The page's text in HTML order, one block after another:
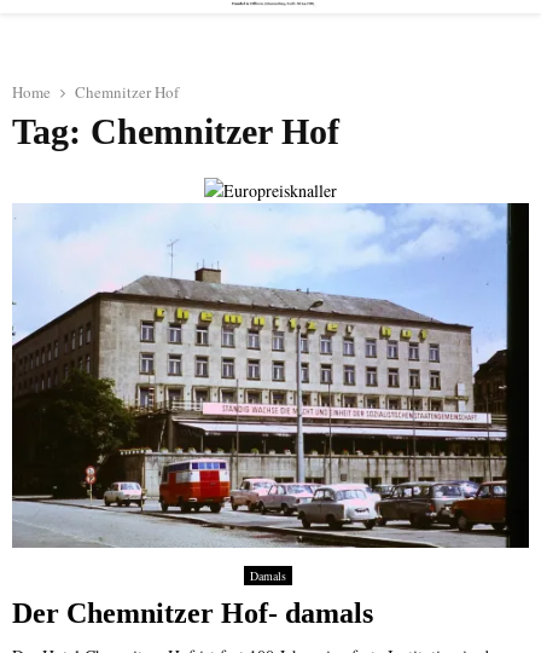
Home Chemnitzer Hof
Tag: Chemnitzer Hof
Damals
Der Chemnitzer Hof- damals